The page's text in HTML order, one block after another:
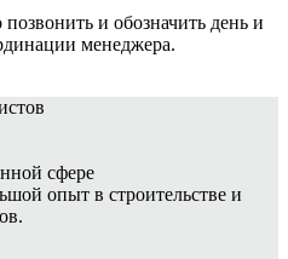
и обозначить день и
менеджера.
сфере
опыт в строительстве и